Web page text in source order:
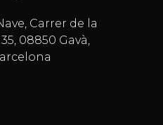
Carrer de la
08850 Gavà,